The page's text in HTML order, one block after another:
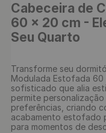
Cabeceira de
60 x 20 cm -
Seu Quarto
Transforme seu
Modulada Estofada
sofisticado que alia
permite
preferências, criando
acabamento estofado
para momentos de